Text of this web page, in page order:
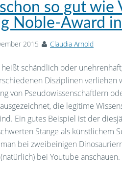
schon so gut
Noble-Award
2015 Claudia Arnold
schändlich oder
Disziplinen verliehen
von Pseudowissenschaftlern
die legitime
Ein gutes Beispiel ist der
Stange als künstlichem
bei zweibeinigen
bei Youtube